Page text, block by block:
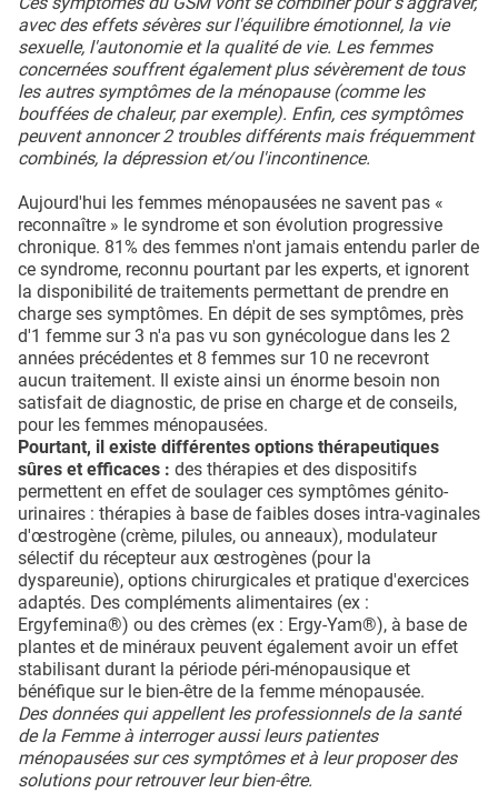
avec des effets sévères sur l'équilibre émotionnel, la vie
sexuelle, l'autonomie et la qualité de vie. Les femmes
concernées souffrent également plus sévèrement de tous
les autres symptômes de la ménopause (comme les
bouffées de chaleur, par exemple). Enfin, ces symptômes
peuvent annoncer 2 troubles différents mais fréquemment
combinés, la dépression et/ou l'incontinence.
Aujourd'hui les femmes ménopausées ne savent pas «
reconnaître » le syndrome et son évolution progressive
chronique. 81% des femmes n'ont jamais entendu parler de
ce syndrome, reconnu pourtant par les experts, et ignorent
la disponibilité de traitements permettant de prendre en
charge ses symptômes. En dépit de ses symptômes, près
d'1 femme sur 3 n'a pas vu son gynécologue dans les 2
années précédentes et 8 femmes sur 10 ne recevront
aucun traitement. Il existe ainsi un énorme besoin non
satisfait de diagnostic, de prise en charge et de conseils,
pour les femmes ménopausées.
Pourtant, il existe différentes options thérapeutiques
sûres et efficaces : des thérapies et des dispositifs
permettent en effet de soulager ces symptômes génito-
urinaires : thérapies à base de faibles doses intra-vaginales
d'œstrogène (crème, pilules, ou anneaux), modulateur
sélectif du récepteur aux œstrogènes (pour la
dyspareunie), options chirurgicales et pratique d'exercices
adaptés. Des compléments alimentaires (ex :
Ergyfemina®) ou des crèmes (ex : Ergy-Yam®), à base de
plantes et de minéraux peuvent également avoir un effet
stabilisant durant la période péri-ménopausique et
bénéfique sur le bien-être de la femme ménopausée.
Des données qui appellent les professionnels de la santé
de la Femme à interroger aussi leurs patientes
ménopausées sur ces symptômes et à leur proposer des
solutions pour retrouver leur bien-être.